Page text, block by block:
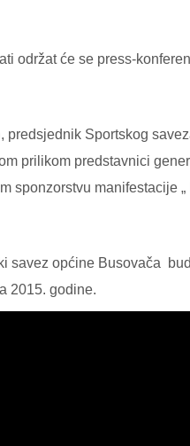
održat će se press-
Sportskog
prilikom predstavnici
sponzorstvu manifestacije
savez općine Busovača
2015. godine.